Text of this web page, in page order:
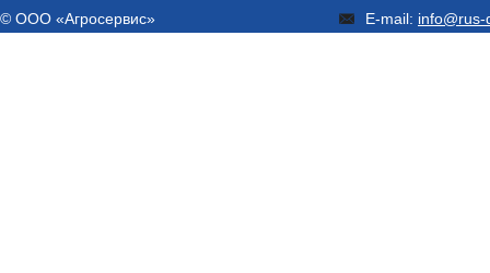
© ООО «Агросервис» E-mail: